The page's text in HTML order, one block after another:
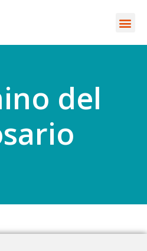
del